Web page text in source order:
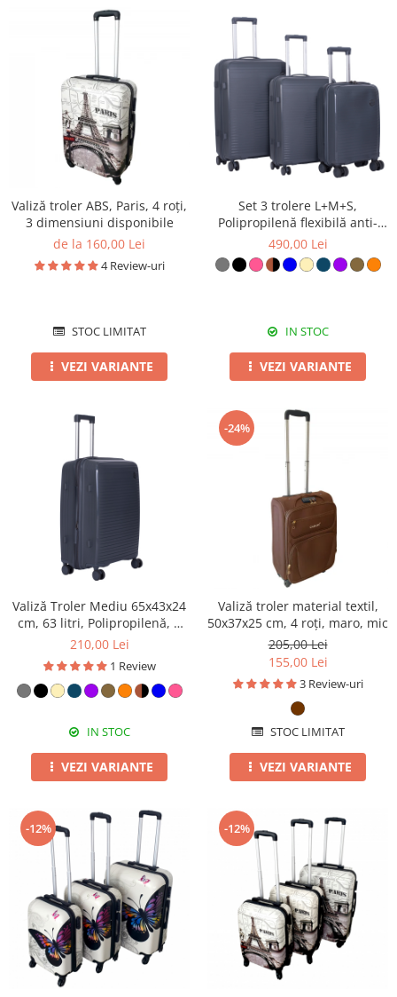
Valiză troler ABS, Paris, 4 roți,
3 dimensiuni disponibile
de la 160,00 Lei
4 Review-uri
STOC LIMITAT
VEZI VARIANTE
Set 3 trolere L+M+S,
Polipropilenă flexibilă anti-
casabilă, 4 roți duble, gri
490,00 Lei
IN STOC
VEZI VARIANTE
Valiză Troler Mediu 65x43x24
cm, 63 litri, Polipropilenă, 4
Roți Duble, gri
210,00 Lei
1 Review
IN STOC
VEZI VARIANTE
-24%
Valiză troler material textil,
50x37x25 cm, 4 roți, maro, mic
205,00 Lei
155,00 Lei
3 Review-uri
STOC LIMITAT
VEZI VARIANTE
-12% -12%